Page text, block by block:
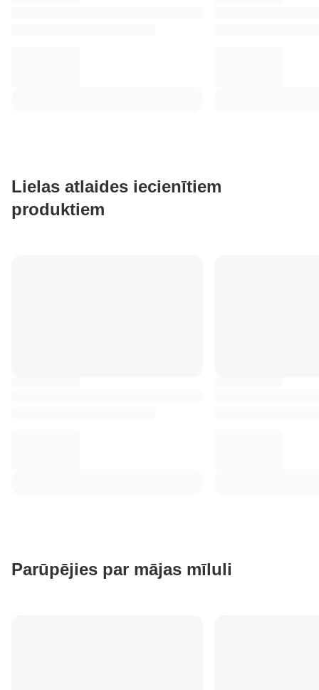
Lielas atlaides iecienītiem
produktiem
Parūpējies par mājas mīluli